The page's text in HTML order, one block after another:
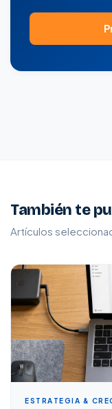
También te
Artículos
ESTRATEGIA &